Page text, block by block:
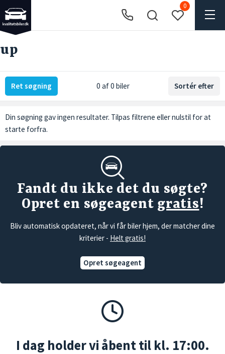
0
up
Ret søgning 0 af 0 biler Sortér efter
Din søgning gav ingen resultater. Tilpas filtrene ellernulstil for at
starte forfra.
Fandt du ikke det du søgte?
Opret en søgeagent gratis!
Bliv automatisk opdateret, når vi får biler hjem, der matcher dine
kriterier - Helt gratis!
Opret søgeagent
I dag holder vi åbent til kl. 17:00.